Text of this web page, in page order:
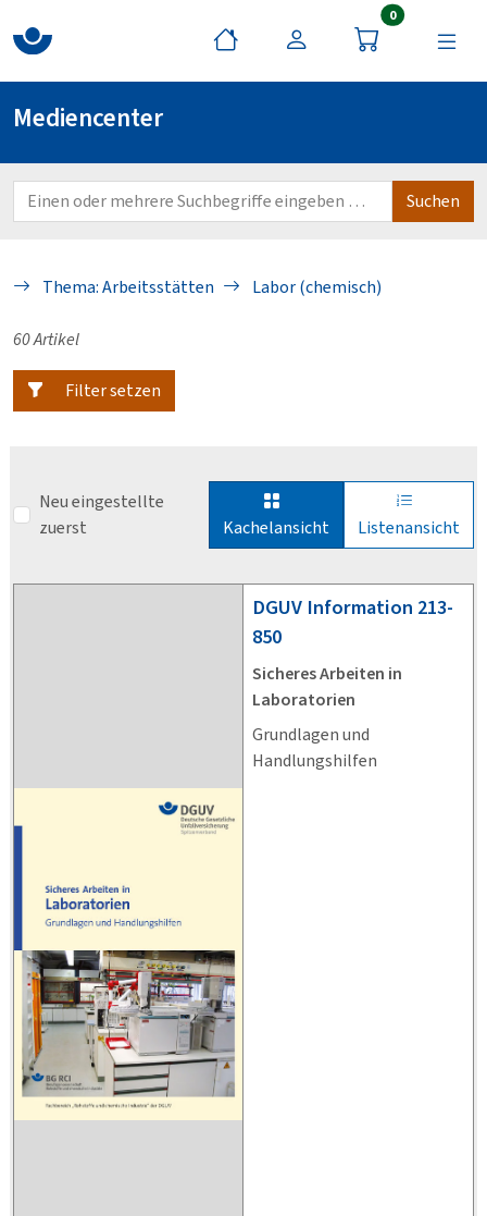
0Artikel im
Mediencenter
Thema: Arbeitsstätten Labor (chemisch)
60 Artikel
Filter setzen
Neu eingestellte
zuerst
Kachelansicht Listenansicht
DGUV Information 213-
850
Sicheres Arbeiten in
Laboratorien
Grundlagen und
Handlungshilfen